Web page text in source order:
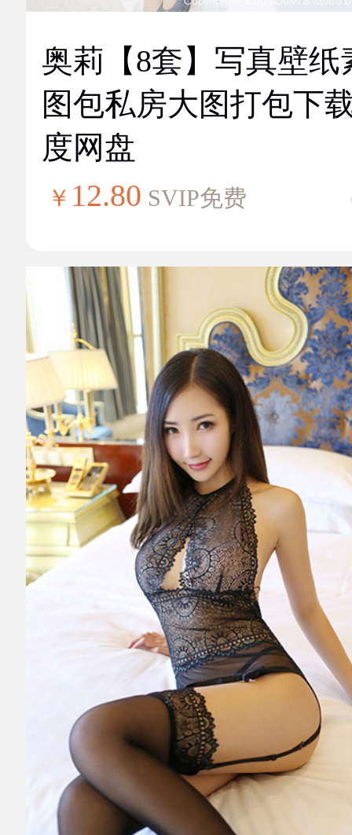
奥莉【8套】写真壁纸
图包私房大图打包下
度网盘
￥ 12.80 SVIP免费